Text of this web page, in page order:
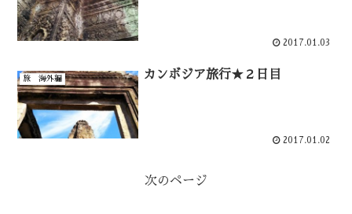
2017.01.03
旅 海外編 カンボジア旅行★２日目
2017.01.02
次のページ